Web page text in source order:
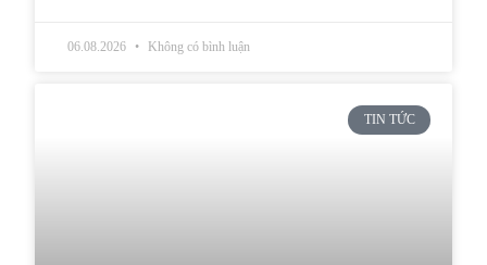
06.08.2026 Không có bình luận
TIN TỨC